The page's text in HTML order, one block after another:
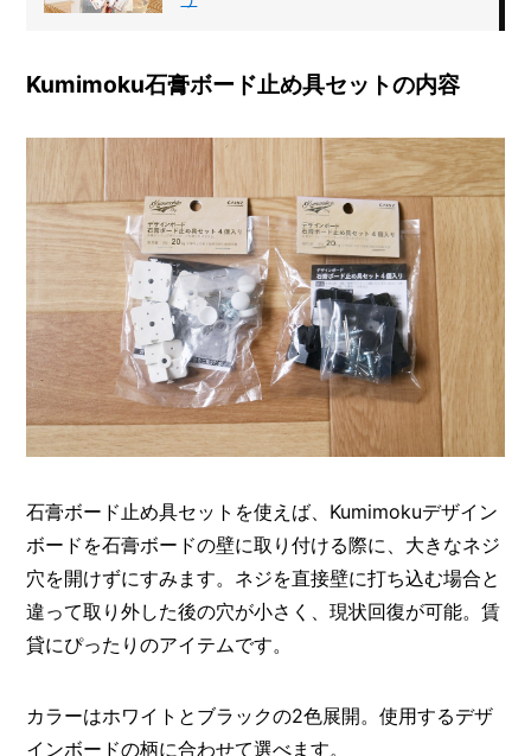
Kumimoku石膏ボード止め具セットの内容
石膏ボード止め具セットを使えば、Kumimokuデザイン
ボードを石膏ボードの壁に取り付ける際に、大きなネジ
穴を開けずにすみます。ネジを直接壁に打ち込む場合と
違って取り外した後の穴が小さく、現状回復が可能。賃
貸にぴったりのアイテムです。
カラーはホワイトとブラックの2色展開。使用するデザ
インボードの柄に合わせて選べます。